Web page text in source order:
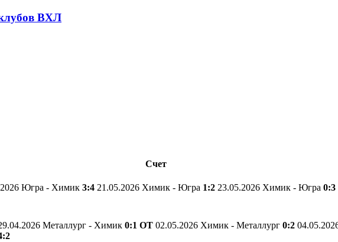
ВХЛ
Счет
Югра - Химик 3:4 21.05.2026 Химик - Югра 1:2 23.05.2026 Химик - Югра 0:3
Металлург - Химик 0:1 ОТ 02.05.2026 Химик - Металлург 0:2